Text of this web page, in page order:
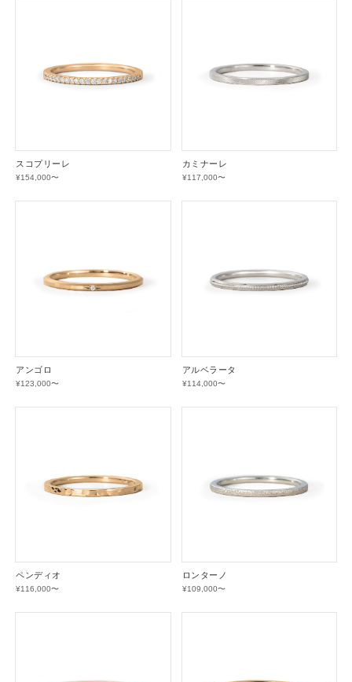
スコプリーレ
¥154,000〜
カミナーレ
¥117,000〜
アンゴロ
¥123,000〜
アルベラータ
¥114,000〜
ペンディオ
¥116,000〜
ロンターノ
¥109,000〜